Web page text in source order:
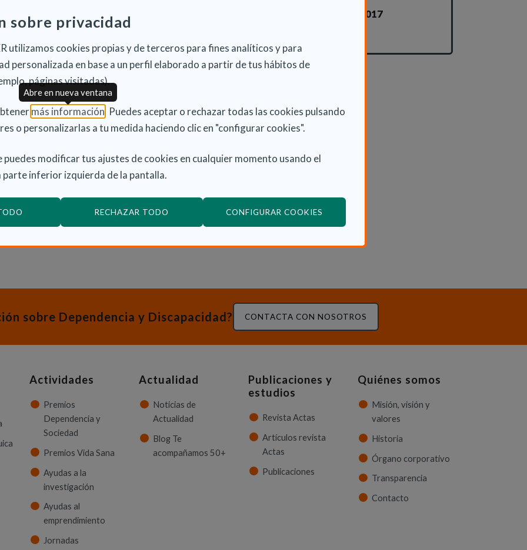
sobre privacidad
utilizamos cookies propias y de terceros para fines analíticos y para
personalizada en base a un perfil elaborado a partir de tus hábitos de
páginas visitadas).
más información (Abre en nueva ventana)
. Puedes aceptar o rechazar todas las cookies pulsando
o personalizarlas a tu medida haciendo clic en "configurar cookies".
puedes modificar tus ajustes de cookies en cualquier momento usando el
parte inferior izquierda de la pantalla.
RECHAZAR TODO CONFIGURAR COOKIES
Abre en nueva ventana
un gran auge en todo el mundo por su gran
tiene para las personas. La consejera detalló que
el complemento perfecto para las terapias
la terapia ocupacional o la psicología”.
los expertos destacan la regulación del sistema
imprescindible para una buena inteligencia
y los locus de control, trabajar el autocontrol y la
una de las mejores terapias de reeducación, y
y el respeto a la diversidad, siendo el animal un
Mié 29 Marzo 2017
sobre Dependencia y Discapacidad? CONTACTA CON NOSOTROS
Actividades
Premios
Dependencia y
Sociedad
Premios Vida Sana
Ayudas a la
investigación
Ayudas al
emprendimiento
Jornadas
Actualidad
Noticias de
Actualidad
Blog Te
acompañamos 50+
Publicaciones y
estudios
Revista Actas
Artículos revista
Actas
Publicaciones
Quiénes somos
Misión, visión y
valores
Historia
Órgano corporativo
Transparencia
Contacto